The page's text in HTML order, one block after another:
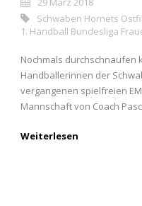
Schwaben Hornets
1. Handball Bundesliga
Nochmals durchschnaufen
Handballerinnen der
vergangenen spielfreien
Mannschaft von Coach
Weiterlesen